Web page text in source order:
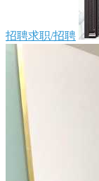
招聘求职/招聘